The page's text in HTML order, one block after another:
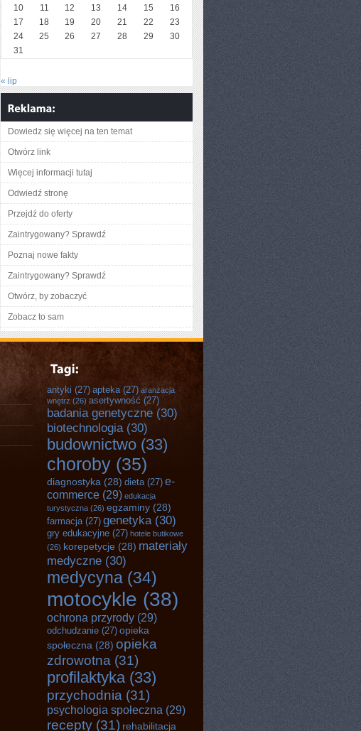
10
11 12 13 14 15
16
17
18 19 20 21 22
23
24
25 26 27 28 29
30
31
« lip
Dowiedz się więcej na ten temat
Otwórz link
Więcej informacji tutaj
Odwiedź stronę
Przejdź do oferty
Zaintrygowany? Sprawdź
Poznaj nowe fakty
Zaintrygowany? Sprawdź
Otwórz, by zobaczyć
Zobacz to sam
antyki (27) apteka(27) aranżacja
wnętrz (26) asertywność (27)
badania genetyczne (30)
biotechnologia(30)
budownictwo (33)
choroby (35)
diagnostyka (28) dieta(27) e-
commerce (29) edukacja
turystyczna (26) egzaminy (28)
farmacja(27) genetyka(30)
gry edukacyjne (27) hotele butikowe
(26) korepetycje (28) materiały
medyczne (30)
medycyna (34)
motocykle (38)
ochrona przyrody (29)
odchudzanie (27) opieka
społeczna (28) opieka
zdrowotna (31)
profilaktyka(33)
przychodnia (31)
psychologia społeczna (29)
recepty (31) rehabilitacja